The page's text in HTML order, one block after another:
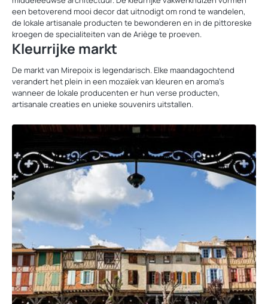
een betoverend mooi decor dat uitnodigt om rond te wandelen,
de lokale artisanale producten te bewonderen en in de pittoreske
kroegen de specialiteiten van de Ariège te proeven.
Kleurrijke markt
De markt van Mirepoix is legendarisch. Elke maandagochtend
verandert het plein in een mozaïek van kleuren en aroma’s
wanneer de lokale producenten er hun verse producten,
artisanale creaties en unieke souvenirs uitstallen.